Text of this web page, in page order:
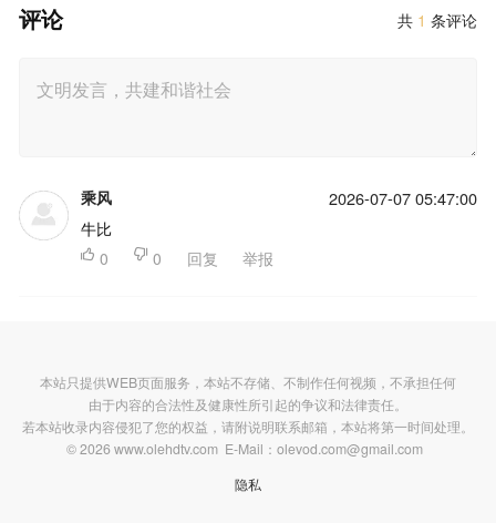
共 1 条评论
评论
乘风 2026-07-07 05:47:00
牛比
 0  0 回复 举报
本站只提供WEB页面服务，本站不存储、不制作任何视频，不承担任何
由于内容的合法性及健康性所引起的争议和法律责任。
若本站收录内容侵犯了您的权益，请附说明联系邮箱，本站将第一时间处理。
© 2026 www.olehdtv.com E-Mail：olevod.com@gmail.com
隐私